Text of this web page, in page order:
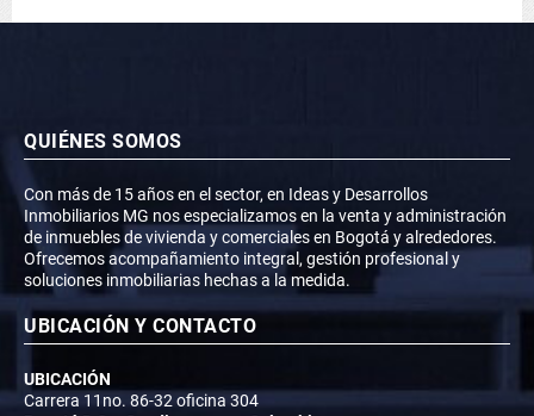
QUIÉNES SOMOS
Con más de 15 años en el sector, en Ideas y Desarrollos
Inmobiliarios MG nos especializamos en la venta y administración
de inmuebles de vivienda y comerciales en Bogotá y alrededores.
Ofrecemos acompañamiento integral, gestión profesional y
soluciones inmobiliarias hechas a la medida.
UBICACIÓN Y CONTACTO
UBICACIÓN
Carrera 11no. 86-32 oficina 304